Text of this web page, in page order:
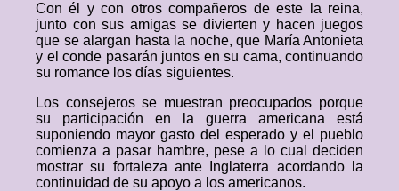
Con él y con otros compañeros de este la reina,
junto con sus amigas se divierten y hacen juegos
que se alargan hasta la noche, que María Antonieta
y el conde pasarán juntos en su cama, continuando
su romance los días siguientes.
Los consejeros se muestran preocupados porque
su participación en la guerra americana está
suponiendo mayor gasto del esperado y el pueblo
comienza a pasar hambre, pese a lo cual deciden
mostrar su fortaleza ante Inglaterra acordando la
continuidad de su apoyo a los americanos.